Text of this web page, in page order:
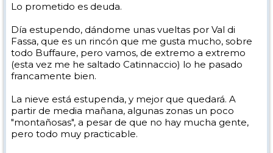
Lo prometido es deuda.
Día estupendo, dándome unas vueltas por Val di
Fassa, que es un rincón que me gusta mucho, sobre
todo Buffaure, pero vamos, de extremo a extremo
(esta vez me he saltado Catinnaccio) lo he pasado
francamente bien.
La nieve está estupenda, y mejor que quedará. A
partir de media mañana, algunas zonas un poco
"montañosas", a pesar de que no hay mucha gente,
pero todo muy practicable.